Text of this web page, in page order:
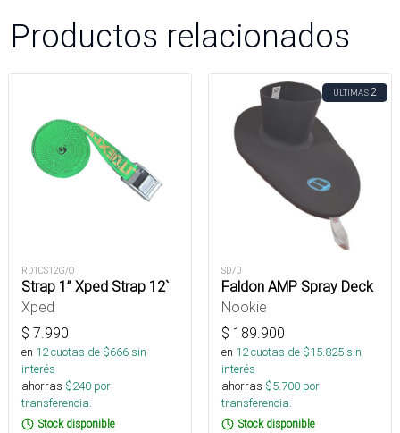
Productos relacionados
RD1CS12G/O
Strap 1” Xped Strap 12`
Xped
$ 7.990
en 12cuotas de $666sin
interés
ahorras $240 por
transferencia.
Stock disponible
ÚLTIMAS2
SD70
Faldon AMP Spray Deck
Nookie
$ 189.900
en 12cuotas de $15.825sin
interés
ahorras $5.700 por
transferencia.
Stock disponible